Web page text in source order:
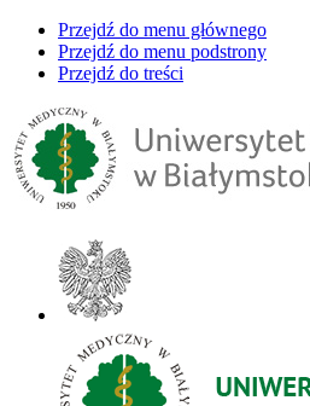
Przejdź do menu głównego
Przejdź do menu podstrony
Przejdź do treści